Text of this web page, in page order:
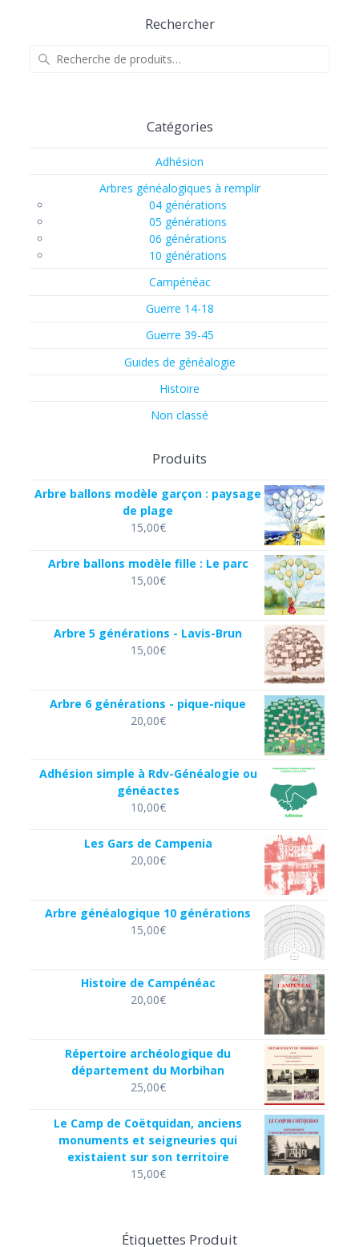
Rechercher
pour :
Catégories
Adhésion
Arbres généalogiques à remplir
04 générations
05 générations
06 générations
10 générations
Campénéac
Guerre 14-18
Guerre 39-45
Guides de généalogie
Histoire
Non classé
Produits
Arbre ballons modèle garçon : paysage
de plage
15,00€
Arbre ballons modèle fille : Le parc
15,00€
Arbre 5 générations - Lavis-Brun
15,00€
Arbre 6 générations - pique-nique
20,00€
Adhésion simple à Rdv-Généalogie ou
généactes
10,00€
Les Gars de Campenia
20,00€
Arbre généalogique 10 générations
15,00€
Histoire de Campénéac
20,00€
Répertoire archéologique du
département du Morbihan
25,00€
Le Camp de Coëtquidan, anciens
monuments et seigneuries qui
existaient sur son territoire
15,00€
Étiquettes Produit